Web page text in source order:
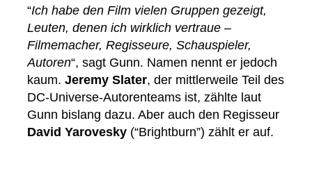
“Ich habe den Film vielen Gruppen gezeigt,
Leuten, denen ich wirklich vertraue –
Filmemacher, Regisseure, Schauspieler,
Autoren“, sagt Gunn. Namen nennt er jedoch
kaum. Jeremy Slater, der mittlerweile Teil des
DC-Universe-Autorenteams ist, zählte laut
Gunn bislang dazu. Aber auch den Regisseur
David Yarovesky (“Brightburn”) zählt er auf.